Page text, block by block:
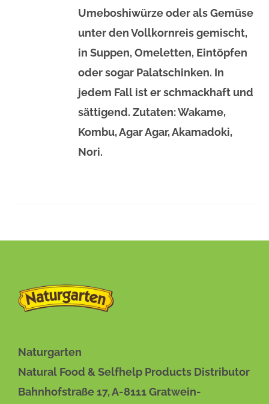
MEHRERE
VARIANTEN
OPTIONEN
PRODUKTSEITE
WERDEN
Umeboshiwürze oder als Gemüse
unter den Vollkornreis gemischt,
in Suppen, Omeletten, Eintöpfen
oder sogar Palatschinken. In
jedem Fall ist er schmackhaft und
sättigend. Zutaten: Wakame,
Kombu, Agar Agar, Akamadoki,
Nori.
Naturgarten
Natural Food & Selfhelp Products Distributor
Bahnhofstraße 17, A-8111 Gratwein-